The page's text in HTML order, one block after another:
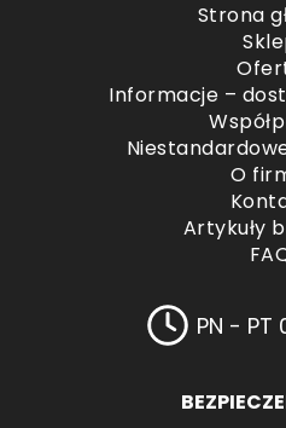
Strona
Informacje –
O
Artykuły
PN - PT